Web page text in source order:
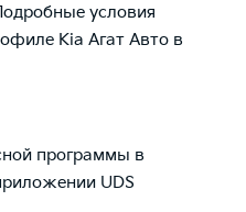
условия
Kia Агат Авто в
программы в
UDS